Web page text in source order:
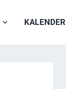
KALENDER